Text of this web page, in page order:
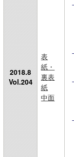
2018.8
Vol.204
表
紙・
裏表
紙
中面